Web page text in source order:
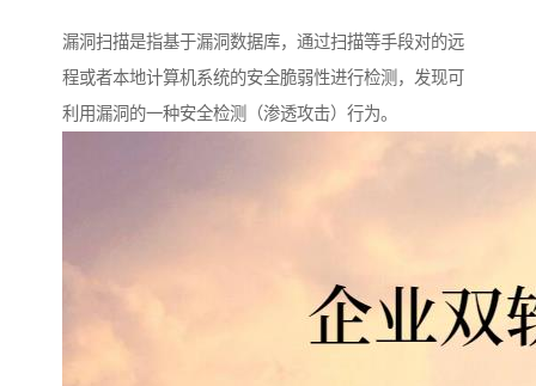
漏洞扫描是指基于漏洞数据库，通过扫描等手段对的远
程或者本地计算机系统的安全脆弱性进行检测，发现可
利用漏洞的一种安全检测（渗透攻击）行为。